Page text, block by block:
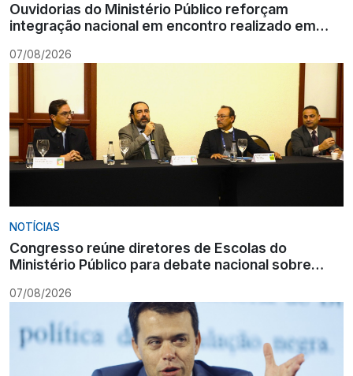
Ouvidorias do Ministério Público reforçam
integração nacional em encontro realizado em
07/08/2026
NOTÍCIAS
Congresso reúne diretores de Escolas do
Ministério Público para debate nacional sobre
07/08/2026